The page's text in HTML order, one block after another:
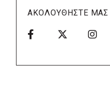
Δήμος Θεσσαλονίκης:
για πιθανή
ξεραμένα δέντρα
ΑΚΟΛΟΥΘΗΣΤΕ ΜΑΣ